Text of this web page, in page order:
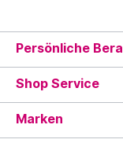
Persönliche
Shop Service
Marken